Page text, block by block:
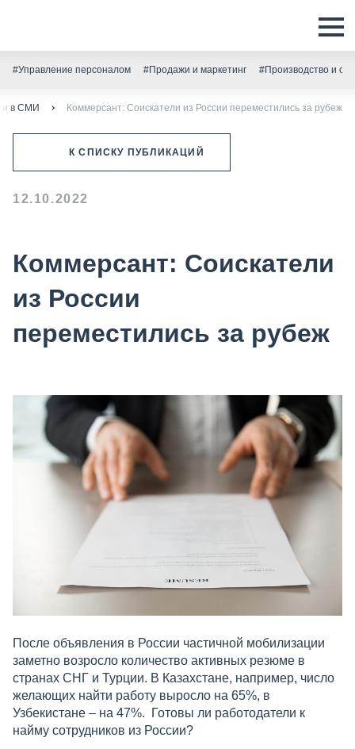
#Управление персоналом #Продажи и маркетинг #Производство и
в СМИ Коммерсант: Соискатели из России переместились за рубеж
К СПИСКУ ПУБЛИКАЦИЙ
12.10.2022
Коммерсант: Соискатели
из России
переместились за рубеж
После объявления в России частичной мобилизации
заметно возросло количество активных резюме в
странах СНГ и Турции. В Казахстане, например, число
желающих найти работу выросло на 65%, в
Узбекистане – на 47%. Готовы ли работодатели к
найму сотрудников из России?